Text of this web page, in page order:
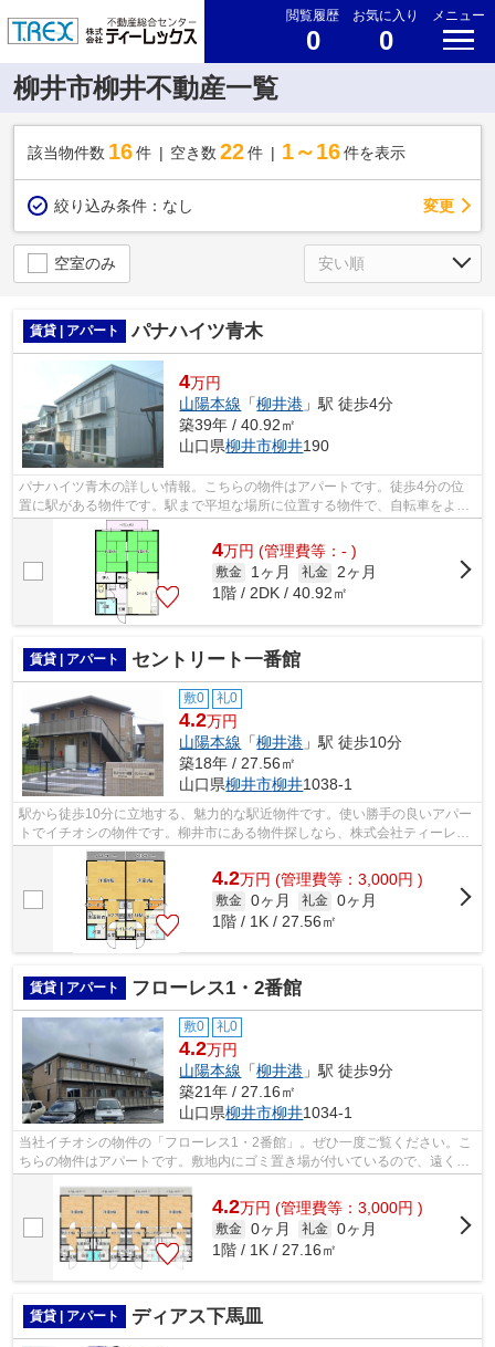
閲覧履歴
0
お気に入り
0
メニュー
柳井市柳井不動産一覧
該当物件数 16件 空き数 22 件 1～16 件を表示
絞り込み条件： なし 変更
空室のみ
賃貸 | アパート パナハイツ青木
4万円
山陽本線 「柳井港 」駅 徒歩4分
築39年 / 40.92㎡
山口県柳井市柳井190
パナハイツ青木の詳しい情報。こちらの物件はアパートです。徒歩4分の位
置に駅がある物件です。駅まで平坦な場所に位置する物件で、自転車をよく
使う方にも嬉しい立地です。柳井市に詳...
4万円 (管理費等：- )
敷金 1ヶ月 礼金
2ヶ月
1階 / 2DK / 40.92㎡
賃貸 | アパート セントリート一番館
敷0 礼0
4.2万円
山陽本線 「柳井港 」駅 徒歩10分
築18年 / 27.56㎡
山口県柳井市柳井1038-1
駅から徒歩10分に立地する、魅力的な駅近物件です。使い勝手の良いアパー
トでイチオシの物件です。柳井市にある物件探しなら、株式会社ティーレッ
クスにおまかせください。気になる事...
4.2万円 (管理費等：3,000円 )
敷金 0ヶ月 礼金 0ヶ月
1階 / 1K / 27.56㎡
賃貸 | アパート フローレス1・2番館
敷0 礼0
4.2万円
山陽本線 「柳井港 」駅 徒歩9分
築21年 / 27.16㎡
山口県柳井市柳井1034-1
当社イチオシの物件の「フローレス1・2番館」。ぜひ一度ご覧ください。こ
ちらの物件はアパートです。敷地内にゴミ置き場が付いているので、遠くま
4.2万円 (管理費等：3,000円 )
敷金 0ヶ月 礼金 0ヶ月
1階 / 1K / 27.16㎡
賃貸 | アパート ディアス下馬皿